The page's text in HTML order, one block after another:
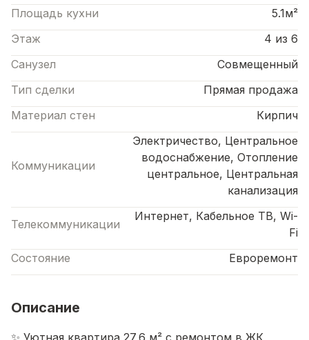
Площадь кухни
5.1м²
Этаж
4 из 6
Санузел
Совмещенный
Тип сделки
Прямая продажа
Материал стен
Кирпич
Коммуникации
Электричество, Центральное
водоснабжение, Отопление
центральное, Центральная
канализация
Телекоммуникации
Интернет, Кабельное ТВ, Wi-
Fi
Состояние
Евроремонт
Описание
✨ Уютная квартира 27,6 м² с ремонтом в ЖК